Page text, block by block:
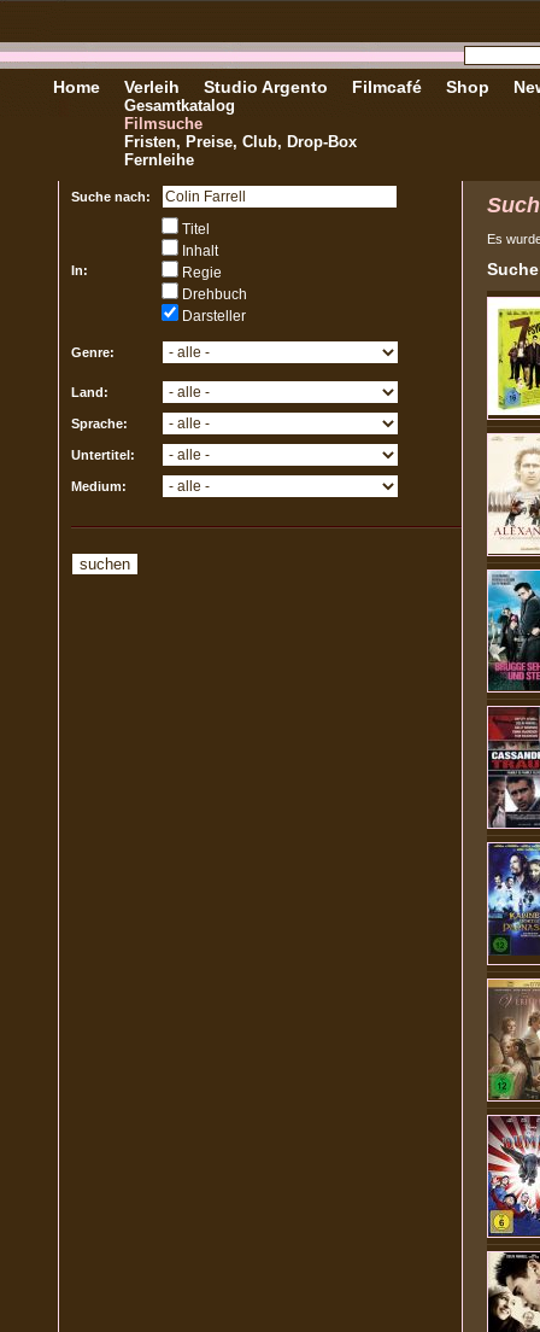
Home Verleih
Gesamtkatalog
Filmsuche
Fristen, Preise, Club, Drop-Box
Fernleihe
Studio Argento Filmcafé Shop
Suche nach:
In:
Titel
Inhalt
Regie
Drehbuch
Darsteller
Genre:
Land:
Sprache:
Untertitel:
Medium:
Es